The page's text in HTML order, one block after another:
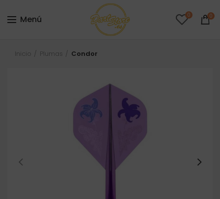
Menú 0 0
Inicio Plumas Condor